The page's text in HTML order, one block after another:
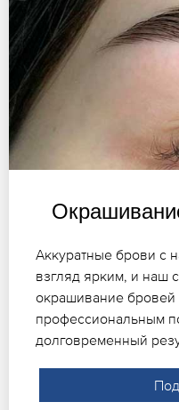
Аккуратные брови с
взгляд ярким, и наш
окрашивание бровей
профессиональным
долговременный